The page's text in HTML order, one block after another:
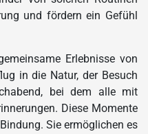
und fördern ein Gefühl
Erlebnisse von
in die Natur, der Besuch
bei dem alle mit
Diese Momente
Sie ermöglichen es